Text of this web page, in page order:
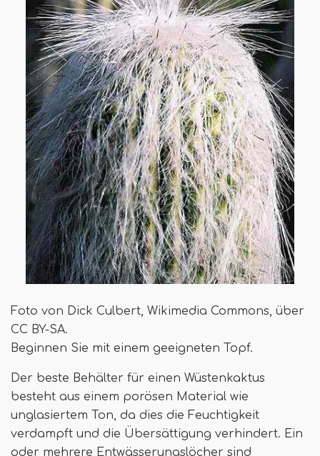
Foto von Dick Culbert, Wikimedia Commons, über
CC BY-SA.
Beginnen Sie mit einem geeigneten Topf.
Der beste Behälter für einen Wüstenkaktus
besteht aus einem porösen Material wie
unglasiertem Ton, da dies die Feuchtigkeit
verdampft und die Übersättigung verhindert. Ein
oder mehrere Entwässerungslöcher sind